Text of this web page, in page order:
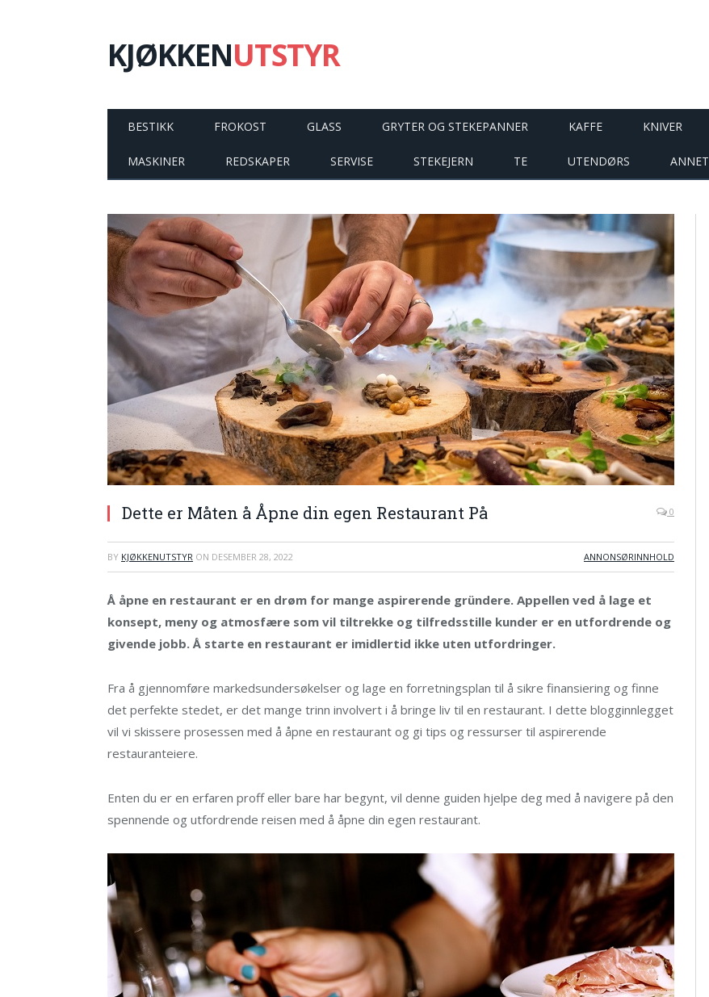
KJØKKENUTSTYR
BESTIKK FROKOST GLASS GRYTER OG STEKEPANNER KAFFE KNIVER
MASKINER REDSKAPER SERVISE STEKEJERN TE UTENDØRS ANNET
Dette er Måten å Åpne din egen Restaurant På 0
BY KJØKKENUTSTYR ON DESEMBER 28, 2022 ANNONSØRINNHOLD
Å åpne en restaurant er en drøm for mange aspirerende gründere. Appellen ved å lage et
konsept, meny og atmosfære som vil tiltrekke og tilfredsstille kunder er en utfordrende og
givende jobb. Å starte en restaurant er imidlertid ikke uten utfordringer.
Fra å gjennomføre markedsundersøkelser og lage en forretningsplan til å sikre finansiering og finne
det perfekte stedet, er det mange trinn involvert i å bringe liv til en restaurant. I dette blogginnlegget
vil vi skissere prosessen med å åpne en restaurant og gi tips og ressurser til aspirerende
restauranteiere.
Enten du er en erfaren proff eller bare har begynt, vil denne guiden hjelpe deg med å navigere på den
spennende og utfordrende reisen med å åpne din egen restaurant.